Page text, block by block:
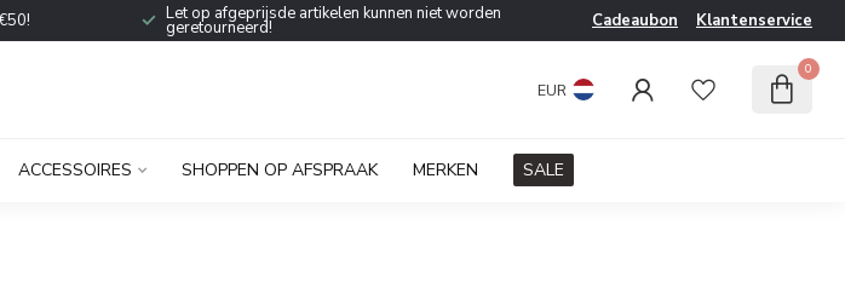
Let op afgeprijsde artikelen kunnen niet worden
geretourneerd! Cadeaubon Klantenservice
EUR
0
ACCESSOIRES SHOPPEN OP AFSPRAAK MERKEN SALE